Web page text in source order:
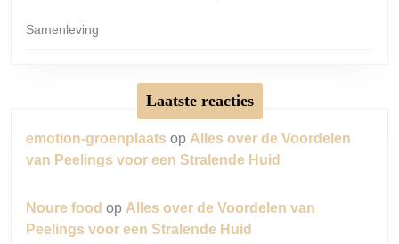
Samenleving
Laatste reacties
emotion-groenplaats op Alles over de Voordelen
van Peelings voor een Stralende Huid
Noure food op Alles over de Voordelen van
Peelings voor een Stralende Huid